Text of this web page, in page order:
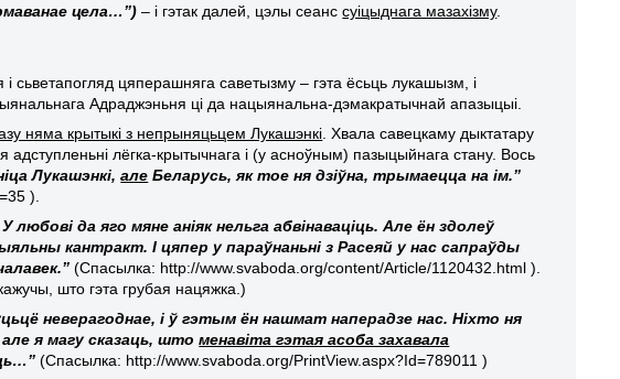
цела…”)– і гэтак далей, цэлы сеанссуіцыднага мазахізму.
і сьветапогляд цяперашняга саветызму – гэта ёсьць лукашызм, і
Адраджэньня ці да нацыянальна-дэмакратычнай апазыцыі.
няма крытыкі з непрыняцьцем Лукашэнкі . Хвала савецкаму дыктатару
адступленьні лёгка-крытычнага і (у асноўным) пазыцыйнага стану. Вось
Лукашэнкі,але Беларусь, як тое ня дзіўна, трымаецца на ім.”
).
любові да яго мяне аніяк нельга абвінаваціць. Але ён здолеў
кантракт. І цяпер у параўнаньні з Расеяй у нас сапраўды
(Спасылка: http://www.svaboda.org/content/Article/1120432.html ).
што гэта грубая нацяжка.)
неверагоднае, і ў гэтым ён нашмат наперадзе нас. Ніхто ня
я магу сказаць, штоменавіта гэтая асоба захавала
(Спасылка: http://www.svaboda.org/PrintView.aspx?Id=789011 )